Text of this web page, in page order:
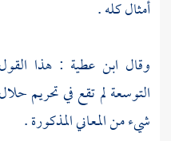
أمثال كله .
وقال ابن عطية : هذا
التوسعة لم تقع في تحريم
شيء من المعاني المذكورة .